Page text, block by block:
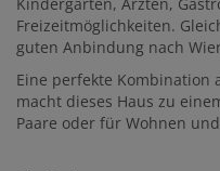
Freizeitmöglichkeiten.
guten Anbindung nach
Eine perfekte Kombination
macht dieses Haus zu
Paare oder für Wohnen